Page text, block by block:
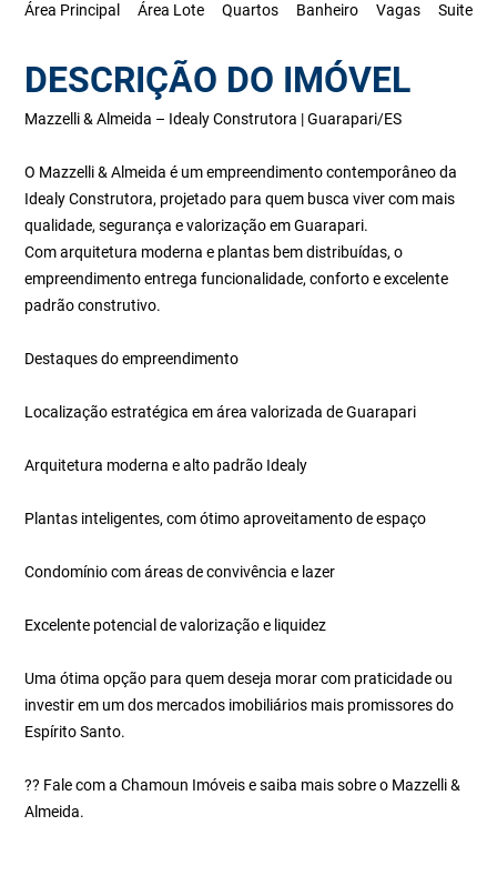
Área Principal
Área Lote
Quartos
Banheiro
Vagas
Suite
DESCRIÇÃO DO IMÓVEL
Mazzelli & Almeida – Idealy Construtora | Guarapari/ES
O Mazzelli & Almeida é um empreendimento contemporâneo da
Idealy Construtora, projetado para quem busca viver com mais
qualidade, segurança e valorização em Guarapari.
Com arquitetura moderna e plantas bem distribuídas, o
empreendimento entrega funcionalidade, conforto e excelente
padrão construtivo.
Destaques do empreendimento
Localização estratégica em área valorizada de Guarapari
Arquitetura moderna e alto padrão Idealy
Plantas inteligentes, com ótimo aproveitamento de espaço
Condomínio com áreas de convivência e lazer
Excelente potencial de valorização e liquidez
Uma ótima opção para quem deseja morar com praticidade ou
investir em um dos mercados imobiliários mais promissores do
Espírito Santo.
?? Fale com a Chamoun Imóveis e saiba mais sobre o Mazzelli &
Almeida.